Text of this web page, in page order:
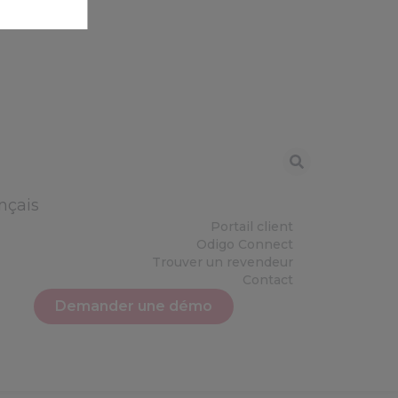
Portail client
Odigo Connect
Trouver un revendeur
Contact
Demander une démo